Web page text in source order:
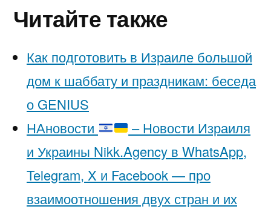
Читайте также
Как подготовить в Израиле большой
дом к шаббату и праздникам: беседа
о GENIUS
НАновости
– Новости Израиля
и Украины Nikk.Agency в WhatsApp,
Telegram, X и Facebook — про
взаимоотношения двух стран и их